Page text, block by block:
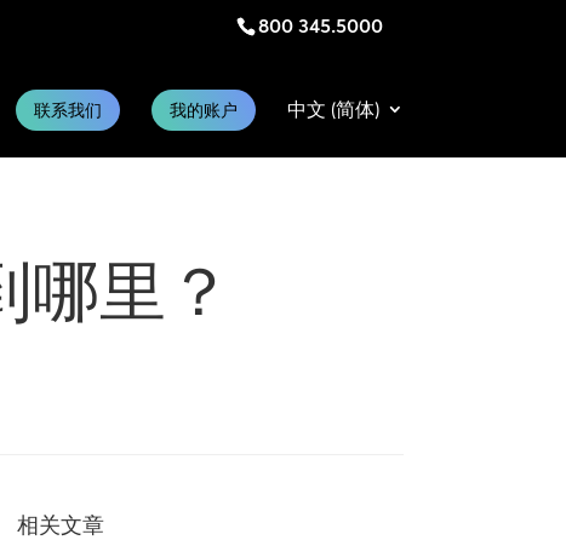
800 345.5000
联系我们 我的账户 中文 (简体)
里？
相关文章